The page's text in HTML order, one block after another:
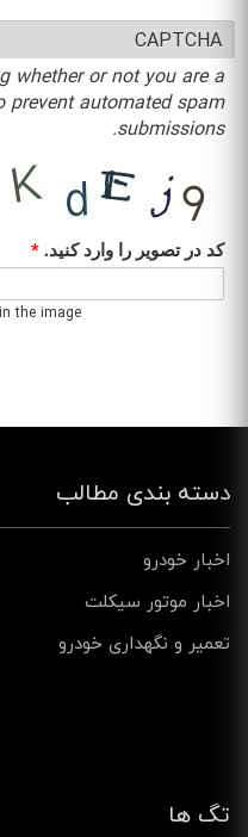
CAPTCHA
whether or not you are a
prevent automated spam
submissions.
کد در تصویر را وارد کنید.*
the image.
دسته بندی مطالب
اخبار خودرو
اخبار موتور سیکلت
تعمیر و نگهداری خودرو
تگ ها